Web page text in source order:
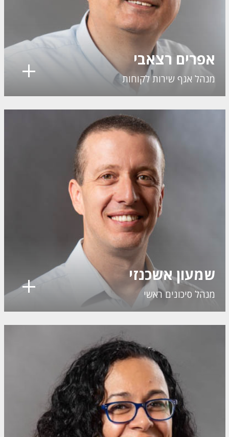
אפרים רצאבי
מנהל אגף שירות לקוחות
שמעון אשכנזי
מנהל סיכונים ראשי